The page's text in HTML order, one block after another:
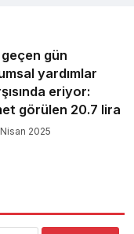
gün
yardımlar
eriyor:
görülen 20.7 lira
Nisan 2025